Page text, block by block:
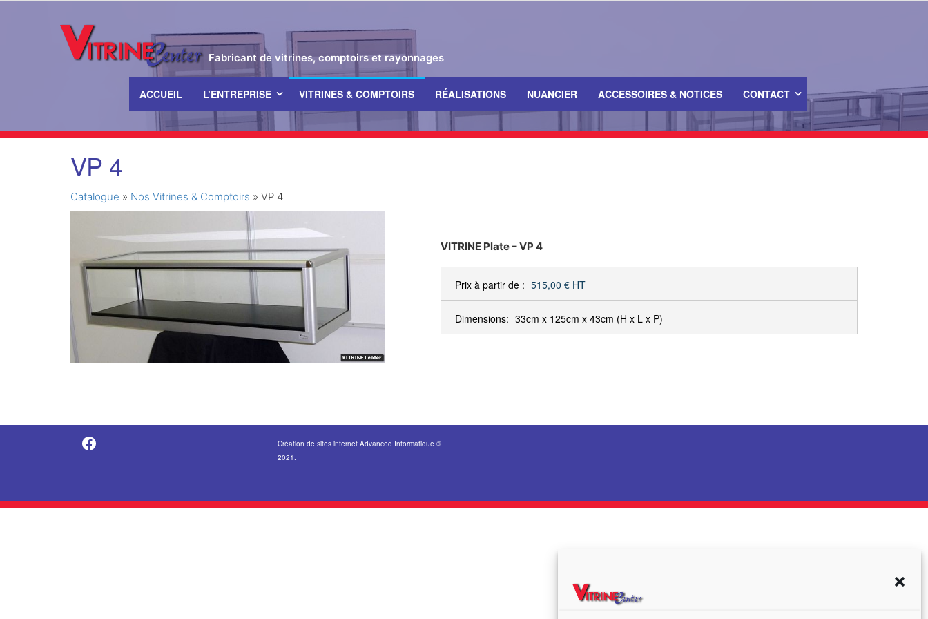
Fabricant de vitrines, comptoirs et rayonnages
ACCUEIL L’ENTREPRISE VITRINES & COMPTOIRS RÉALISATIONS NUANCIER ACCESSOIRES & NOTICES CONTACT
VP 4
Catalogue » Nos Vitrines & Comptoirs » VP 4
VITRINE Plate – VP 4
Prix à partir de : 515,00 € HT
Dimensions: 33cm x 125cm x 43cm (H x L x P)
https://fr-fr.facebook.com/pages/category/Metal-Supplier/Vitrine-Center-1847745018840053/
Création de sites internet Advanced Informatique ©
2021.